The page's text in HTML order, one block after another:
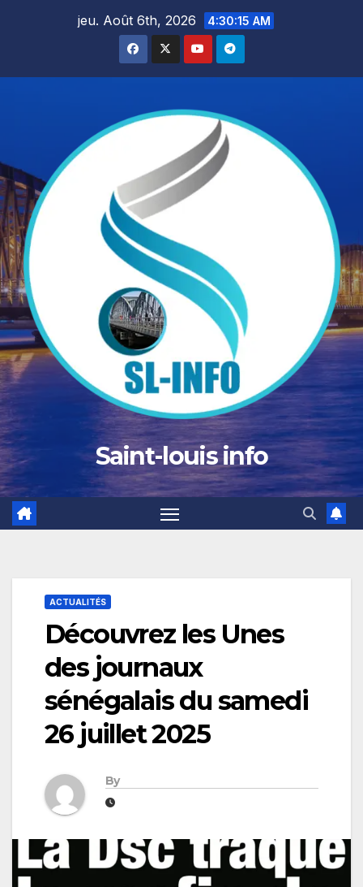
jeu. Août 6th, 2026 4:30:17 AM
Saint-louis info
ACTUALITÉS
Découvrez les Unes
des journaux
sénégalais du samedi
26 juillet 2025
By